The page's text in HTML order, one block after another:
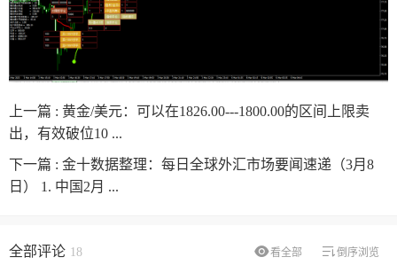
上一篇 : 黄金/美元：可以在1826.00---1800.00的区间上限卖
出，有效破位10 ...
下一篇 : 金十数据整理：每日全球外汇市场要闻速递（3月8
日） 1. 中国2月 ...
看全部 倒序浏览
全部评论 18